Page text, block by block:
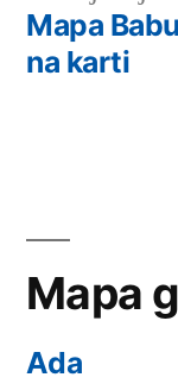
Mapa
na karti
Mapa
Ada